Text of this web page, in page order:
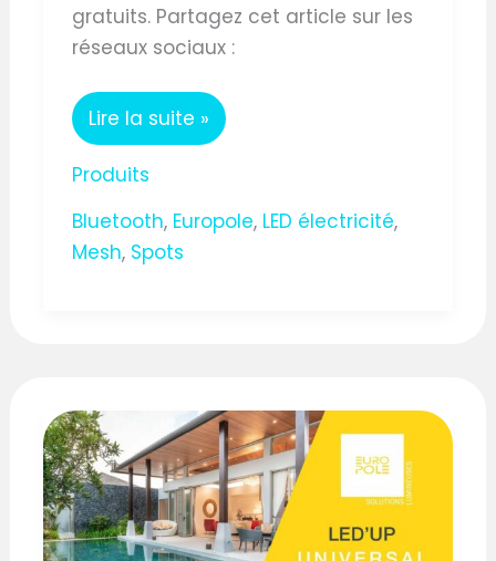
gratuits. Partagez cet article sur les
réseaux sociaux :
Lire la suite »
Produits
Bluetooth, Europole, LED électricité,
Mesh, Spots
LED
BLUETOOTH
MESH
TW
EUROPOLE